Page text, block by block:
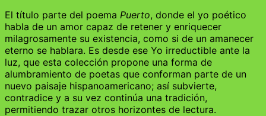
El título parte del poema Puerto, donde el yo poético
habla de un amor capaz de retener y enriquecer
milagrosamente su existencia, como si de un amanecer
eterno se hablara. Es desde ese Yo irreductible ante la
luz, que esta colección propone una forma de
alumbramiento de poetas que conforman parte de un
nuevo paisaje hispanoamericano; así subvierte,
contradice y a su vez continúa una tradición,
permitiendo trazar otros horizontes de lectura.